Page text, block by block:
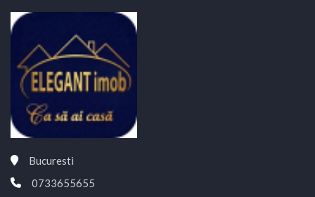
Bucuresti
0733655655